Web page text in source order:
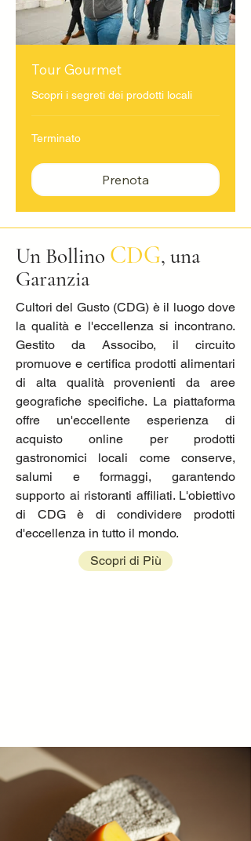
Tour Gourmet
Scopri i segreti dei prodotti locali
Terminato
Prenota
Un Bollino CDG, una
Garanzia
Cultori del Gusto (CDG) è il luogo dove
la qualità e l'eccellenza si incontrano.
Gestito da Associbo, il circuito
promuove e certifica prodotti alimentari
di alta qualità provenienti da aree
geografiche specifiche. La piattaforma
offre un'eccellente esperienza di
acquisto online per prodotti
gastronomici locali come conserve,
salumi e formaggi, garantendo
supporto ai ristoranti affiliati. L'obiettivo
di CDG è di condividere prodotti
d'eccellenza in tutto il mondo.
Scopri di Più